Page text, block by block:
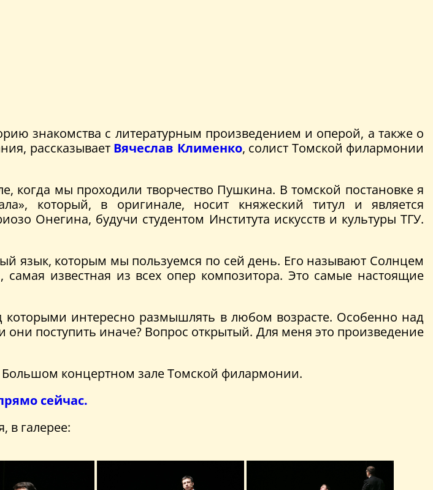
знакомства с литературным произведением и оперой, а также о
рассказывает Вячеслав Клименко, солист Томской филармонии
когда мы проходили творчество Пушкина. В томской постановке я
который, в оригинале, носит княжеский титул и является
Онегина, будучи студентом Института искусств и культуры ТГУ.
язык, которым мы пользуемся по сей день. Его называют Солнцем
известная из всех опер композитора. Это самые настоящие
интересно размышлять в любом возрасте. Особенно над
поступить иначе? Вопрос открытый. Для меня это произведение
Большом концертном зале Томской филармонии.
сейчас.
в галерее: